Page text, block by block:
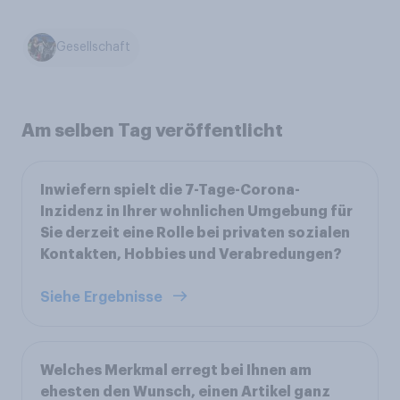
Gesellschaft
Am selben Tag veröffentlicht
Inwiefern spielt die 7-Tage-Corona-
Inzidenz in Ihrer wohnlichen Umgebung für
Sie derzeit eine Rolle bei privaten sozialen
Kontakten, Hobbies und Verabredungen?
Siehe Ergebnisse
Welches Merkmal erregt bei Ihnen am
ehesten den Wunsch, einen Artikel ganz